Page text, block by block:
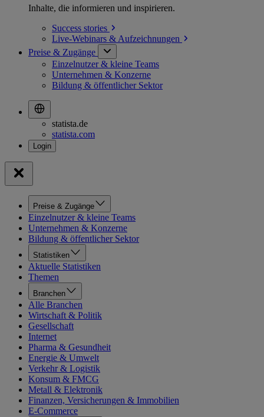
Inhalte, die informieren und inspirieren.
Success stories
Live-Webinars & Aufzeichnungen
Preise & Zugänge
Einzelnutzer & kleine Teams
Unternehmen & Konzerne
Bildung & öffentlicher Sektor
statista.de
statista.com
Preise & Zugänge
Einzelnutzer & kleine Teams
Unternehmen & Konzerne
Bildung & öffentlicher Sektor
Statistiken
Aktuelle Statistiken
Themen
Branchen
Alle Branchen
Wirtschaft & Politik
Gesellschaft
Internet
Pharma & Gesundheit
Energie & Umwelt
Verkehr & Logistik
Konsum & FMCG
Metall & Elektronik
Finanzen, Versicherungen & Immobilien
E-Commerce